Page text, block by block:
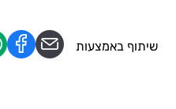
שיתוף באמצעות